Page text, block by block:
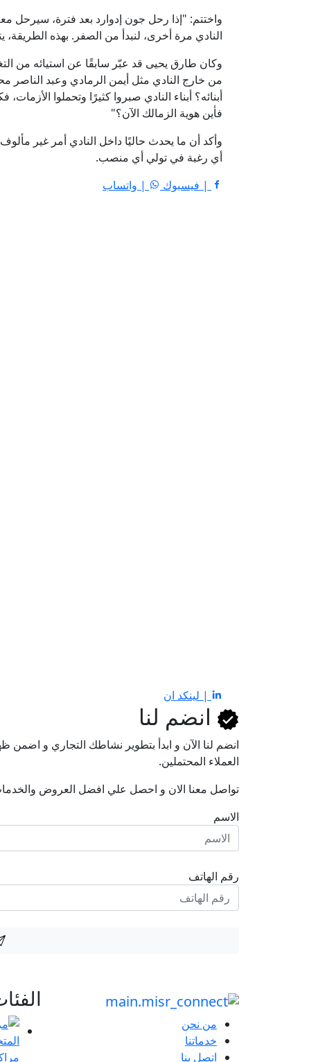
واختتم: "إذا رحل جون إدوارد بعد فترة، سيرحل
النادي مرة أخرى، لنبدأ من الصفر. بهذه
وكان طارق يحيى قد عبّر سابقًا عن استيائه من
من خارج النادي مثل أيمن الرمادي وعبد
أبنائه؟ أبناء النادي صبروا كثيرًا وتحملوا
فأين هوية الزمالك الآن؟"
وأكد أن ما يحدث حاليًا داخل النادي أمر غير
أي رغبة في تولي أي منصب.
| فيسبوك
| واتساب
| لينكد ان
انضم لنا
انضم لنا اﻵن و ابدأ بتطوير نشاطك التجاري و
العملاء المحتملين.
تواصل معنا الان و احصل علي افضل العروض
الاسم
رقم الهاتف
من نحن
خدماتنا
اتصل بنا